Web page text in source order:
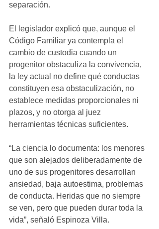
separación.
El legislador explicó que, aunque el
Código Familiar ya contempla el
cambio de custodia cuando un
progenitor obstaculiza la convivencia,
la ley actual no define qué conductas
constituyen esa obstaculización, no
establece medidas proporcionales ni
plazos, y no otorga al juez
herramientas técnicas suficientes.
“La ciencia lo documenta: los menores
que son alejados deliberadamente de
uno de sus progenitores desarrollan
ansiedad, baja autoestima, problemas
de conducta. Heridas que no siempre
se ven, pero que pueden durar toda la
vida”, señaló Espinoza Villa.